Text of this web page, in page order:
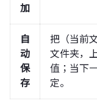
加
自
动
保
存
把（当前
文件夹，
值；当下
定。